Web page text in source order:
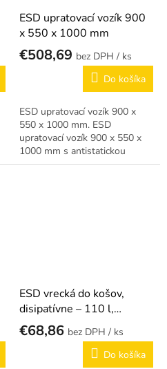
ESD upratovací vozík 900
x 550 x 1000 mm
€508,69
/ ks
Do košíka
ESD upratovací vozík 900 x
550 x 1000 mm. ESD
upratovací vozík 900 x 550 x
1000 mm s antistatickou
úpravou.
ESD vrecká do košov,
disipatívne – 110 l,
červená
€68,86
/ ks
Do košíka